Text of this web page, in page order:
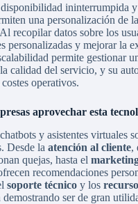
ininterrumpida y
una personalización de
recopilar datos sobre los
personalizadas y mejorar la
permite gestionar
calidad del servicio, y su
operativos.
aprovechar esta
y asistentes virtuales
Desde la atención al cliente,
quejas, hasta el
recomendaciones
soporte técnico y los
demostrando ser de gran